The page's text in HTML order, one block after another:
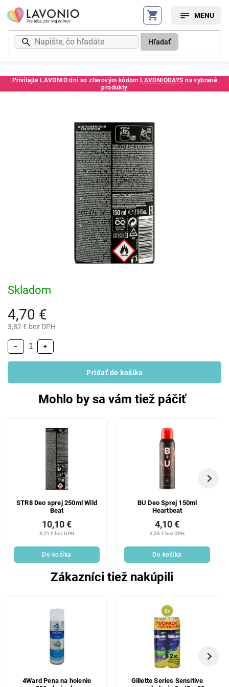
Prejsť
na
obsah
Privítajte LAVONIO dni so zľavovým kódom LAVONIODAYS na vybrané
produkty
Hľadať
Kód: 287139SC
4,70 €
3,82 € bez DPH
Skladom
+
−
Pridať do košíka
Mohlo by sa vám tiež páčiť
STR8 Deo sprej 250ml Wild
Beat
8,21 € bez DPH
10,10 €
Do košíka
BU Deo Sprej 150ml
Heartbeat
3,33 € bez DPH
4,10 €
Do košíka
Zákazníci tiež nakúpili
4Ward Pena na holenie
Gillette Series Sensitive